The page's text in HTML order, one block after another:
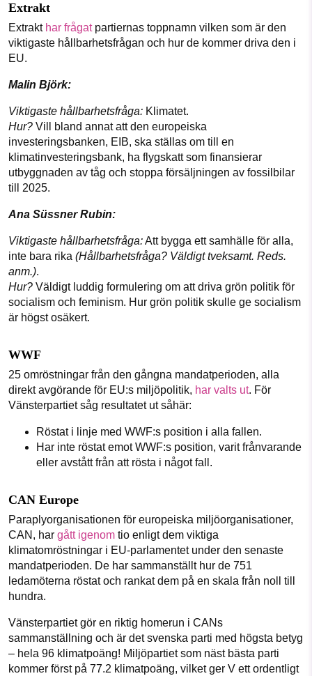
Extrakt
Extrakt har frågatpartiernas toppnamn vilken som är den
viktigaste hållbarhetsfrågan och hur de kommer driva den i
EU.
Malin Björk:
Viktigaste hållbarhetsfråga: Klimatet.
Hur? Vill bland annat att den europeiska
investeringsbanken, EIB, ska ställas om till en
klimatinvesteringsbank, ha flygskatt som finansierar
utbyggnaden av tåg och stoppa försäljningen av fossilbilar
till 2025.
Ana Süssner Rubin:
Viktigaste hållbarhetsfråga:Att bygga ett samhälle för alla,
inte bara rika (Hållbarhetsfråga? Väldigt tveksamt. Reds.
anm.).
Hur? Väldigt luddig formulering om att driva grön politik för
socialism och feminism. Hur grön politik skulle ge socialism
är högst osäkert.
WWF
25 omröstningar från den gångna mandatperioden, alla
direkt avgörande för EU:s miljöpolitik, har valts ut. För
Vänsterpartiet såg resultatet ut såhär:
Röstat i linje med WWF:s position i alla fallen.
Har inte röstat emot WWF:s position, varit frånvarande
eller avstått från att rösta i något fall.
CAN Europe
Paraplyorganisationen för europeiska miljöorganisationer,
CAN, har gått igenom tio enligt dem viktiga
klimatomröstningar i EU-parlamentet under den senaste
mandatperioden. De har sammanställt hur de 751
ledamöterna röstat och rankat dem på en skala från noll till
hundra.
Vänsterpartiet gör en riktig homerun i CANs
sammanställning och är det svenska parti med högsta betyg
– hela 96 klimatpoäng! Miljöpartiet som näst bästa parti
kommer först på 77.2 klimatpoäng, vilket ger V ett ordentligt